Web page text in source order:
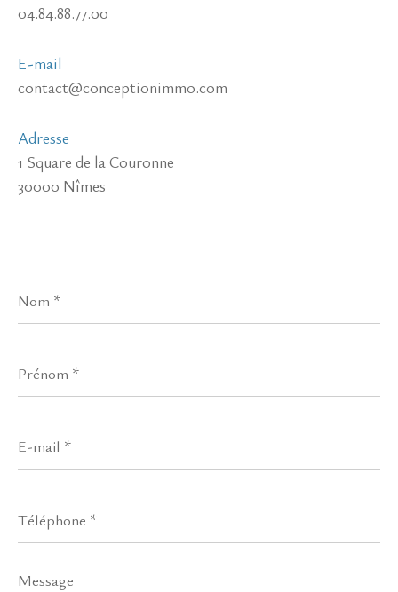
04.84.88.77.00
E-mail
contact@conceptionimmo.com
Adresse
1 Square de la Couronne
30000 Nîmes
*
*
mail
*
*
Message
*